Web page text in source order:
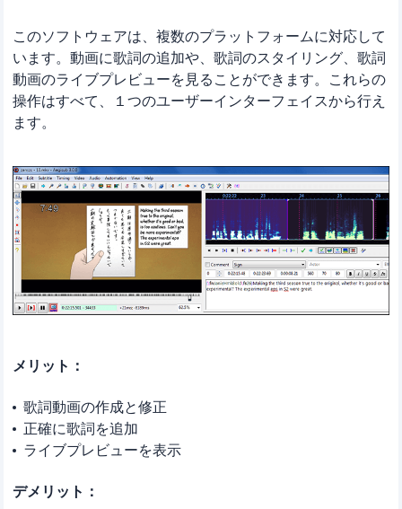
このソフトウェアは、複数のプラットフォームに対応して
います。動画に歌詞の追加や、歌詞のスタイリング、歌詞
動画のライブプレビューを見ることができます。これらの
操作はすべて、１つのユーザーインターフェイスから行え
ます。
メリット：
歌詞動画の作成と修正
正確に歌詞を追加
ライブプレビューを表示
デメリット：